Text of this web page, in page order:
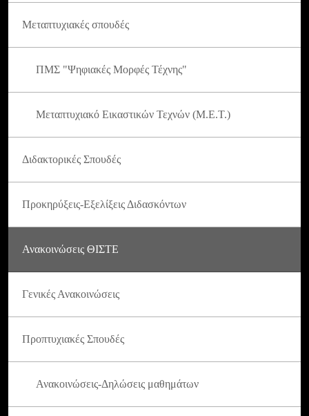
Μεταπτυχιακές σπουδές
ΠΜΣ "Ψηφιακές Μορφές Τέχνης"
Μεταπτυχιακό Εικαστικών Τεχνών (Μ.Ε.Τ.)
Διδακτορικές Σπουδές
Προκηρύξεις-Εξελίξεις Διδασκόντων
Ανακοινώσεις ΘΙΣΤΕ
Γενικές Ανακοινώσεις
Προπτυχιακές Σπουδές
Ανακοινώσεις-Δηλώσεις μαθημάτων